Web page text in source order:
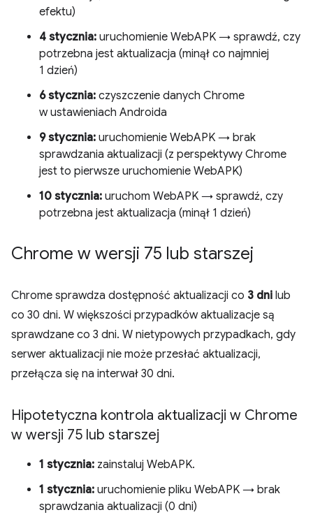
efektu)
4 stycznia: uruchomienie WebAPK → sprawdź, czy
potrzebna jest aktualizacja (minął co najmniej
1 dzień)
6 stycznia: czyszczenie danych Chrome
w ustawieniach Androida
9 stycznia: uruchomienie WebAPK → brak
sprawdzania aktualizacji (z perspektywy Chrome
jest to pierwsze uruchomienie WebAPK)
10 stycznia: uruchom WebAPK → sprawdź, czy
potrzebna jest aktualizacja (minął 1 dzień)
Chrome w wersji 75 lub starszej
Chrome sprawdza dostępność aktualizacji co 3 dni lub
co 30 dni. W większości przypadków aktualizacje są
sprawdzane co 3 dni. W nietypowych przypadkach, gdy
serwer aktualizacji nie może przesłać aktualizacji,
przełącza się na interwał 30 dni.
Hipotetyczna kontrola aktualizacji w Chrome
w wersji 75 lub starszej
1 stycznia: zainstaluj WebAPK.
1 stycznia: uruchomienie pliku WebAPK → brak
sprawdzania aktualizacji (0 dni)